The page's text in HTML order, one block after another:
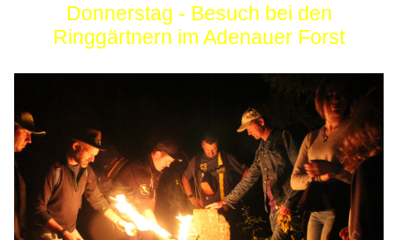
Donnerstag - Besuch bei den
Ringgärtnern im Adenauer Forst